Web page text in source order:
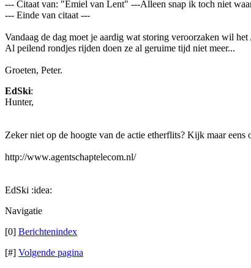
--- Citaat van: "Emiel van Lent" ---Alleen snap ik toch niet
--- Einde van citaat ---
Vandaag de dag moet je aardig wat storing veroorzaken wil
Al peilend rondjes rijden doen ze al geruime tijd niet meer...
Groeten, Peter.
EdSki:
Hunter,
Zeker niet op de hoogte van de actie etherflits? Kijk maar eens
http://www.agentschaptelecom.nl/
EdSki :idea:
Navigatie
[0] Berichtenindex
[#] Volgende pagina